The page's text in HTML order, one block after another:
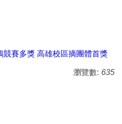
賽多獎 高雄校區摘團體首獎
瀏覽數: 635